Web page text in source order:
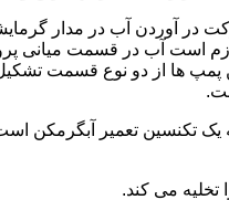
در آوردن آب در مدار
نوع پمپ لازم است آب
پمپ ها از دو نوع قسمت
یک تکنسین تعمیر